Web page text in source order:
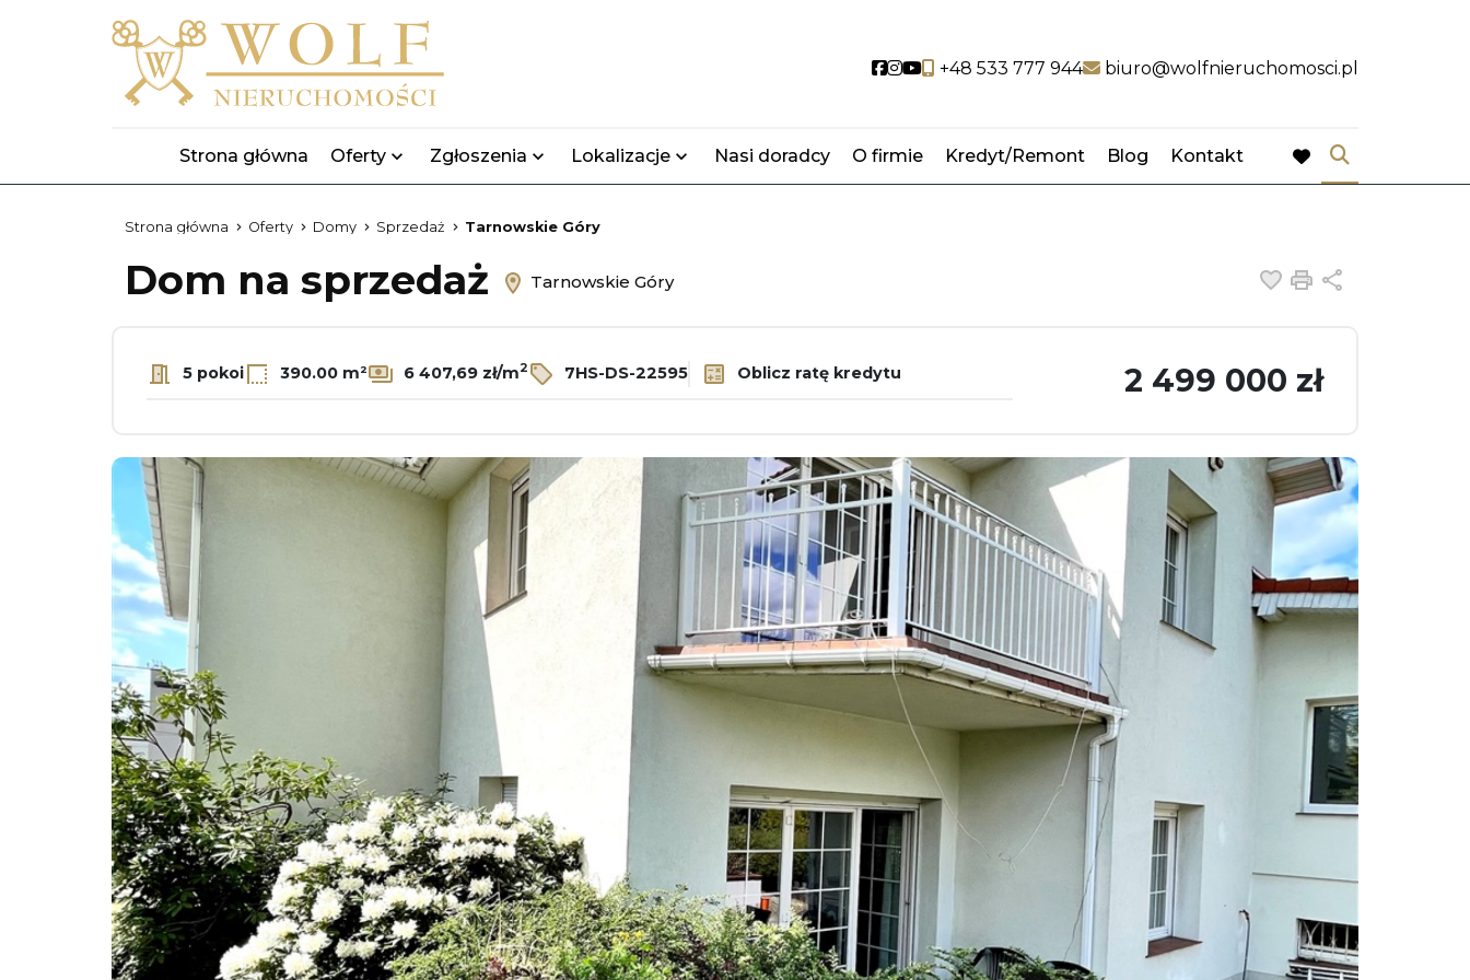
Social link
Social link
Social link
+48 533 777 944 biuro@wolfnieruchomosci.pl
Strona główna Oferty Zgłoszenia Lokalizacje Nasi doradcy O firmie Kredyt/Remont Blog Kontakt
favorite
Strona główna Oferty Domy Sprzedaż Tarnowskie Góry
Dom na sprzedaż Tarnowskie Góry Dodaj do
Drukuj
5 pokoi 390.00 m² 6 407,69 zł/m2 7HS-DS-22595 Oblicz ratę kredytu 2 499 000 zł